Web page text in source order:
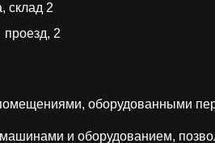
склад 2
2
оборудованными
и оборудованием,